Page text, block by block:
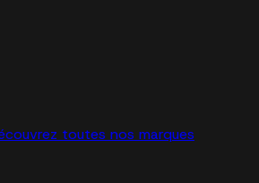
toutes nos marques